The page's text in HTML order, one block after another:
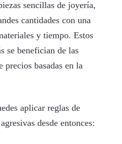
sencillas de joyería,
cantidades con una
y tiempo. Estos
se benefician de las
precios basadas en la
aplicar reglas de
desde entonces: